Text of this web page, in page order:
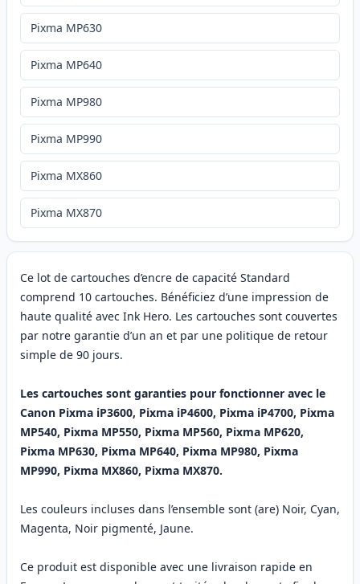
Ce lot de cartouches d’encre de capacité Standard
comprend 10 cartouches. Bénéficiez d’une impression de
haute qualité avec Ink Hero. Les cartouches sont couvertes
par notre garantie d’un an et par une politique de retour
simple de 90 jours.
Les cartouches sont garanties pour fonctionner avec le
Canon Pixma iP3600, Pixma iP4600, Pixma iP4700, Pixma
MP540, Pixma MP550, Pixma MP560, Pixma MP620,
Pixma MP630, Pixma MP640, Pixma MP980, Pixma
MP990, Pixma MX860, Pixma MX870.
Les couleurs incluses dans l’ensemble sont (are) Noir, Cyan,
Magenta, Noir pigmenté, Jaune.
Ce produit est disponible avec une livraison rapide en
Pixma MP630
Pixma MP640
Pixma MP980
Pixma MP990
Pixma MX860
Pixma MX870